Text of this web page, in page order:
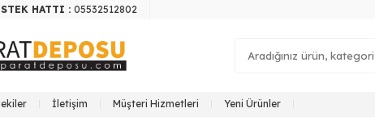
HATTI : 05532512802
İletişim Müşteri Hizmetleri Yeni Ürünler